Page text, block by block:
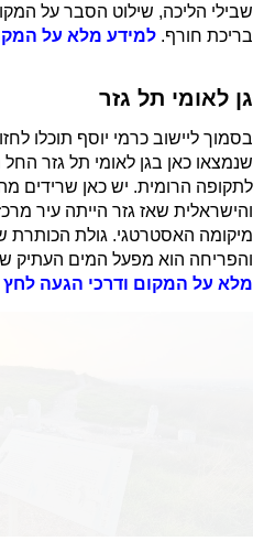
שבילי הליכה, שילוט הסבר על
בריכת חורף. למידע מלא על
גן לאומי תל גזר
בסמוך ליישוב כרמי יוסף תוכלו
שנמצאו כאן בגן לאומי תל גזר
לתקופה הרומית. יש כאן שרידים
והישראלית שאז גזר הייתה עיר
מיקומה האסטרטגי. גולת
והפריחה הוא מפעל המים העתיק
מלא על המקום ודרכי הגעה לחץ